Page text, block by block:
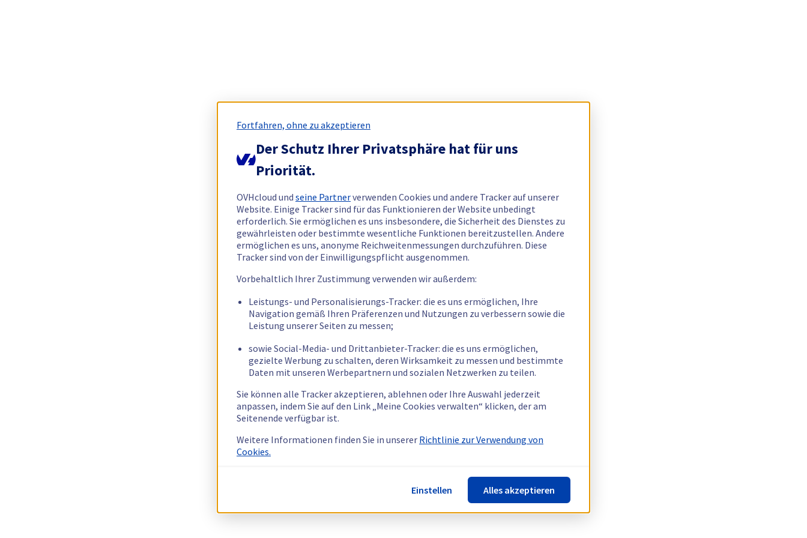
Fortfahren, ohne zu akzeptieren
Der Schutz Ihrer Privatsphäre hat für uns
Priorität.
OVHcloud und seine Partnerverwenden Cookies und andere Tracker auf unserer
Website. Einige Tracker sind für das Funktionieren der Website unbedingt
erforderlich. Sie ermöglichen es uns insbesondere, die Sicherheit des Dienstes zu
gewährleisten oder bestimmte wesentliche Funktionen bereitzustellen. Andere
ermöglichen es uns, anonyme Reichweitenmessungen durchzuführen. Diese
Tracker sind von der Einwilligungspflicht ausgenommen.
Vorbehaltlich Ihrer Zustimmung verwenden wir außerdem:
Leistungs- und Personalisierungs-Tracker: die es uns ermöglichen, Ihre
Navigation gemäß Ihren Präferenzen und Nutzungen zu verbessern sowie die
Leistung unserer Seiten zu messen;
sowie Social-Media- und Drittanbieter-Tracker: die es uns ermöglichen,
gezielte Werbung zu schalten, deren Wirksamkeit zu messen und bestimmte
Daten mit unseren Werbepartnern und sozialen Netzwerken zu teilen.
Sie können alle Tracker akzeptieren, ablehnen oder Ihre Auswahl jederzeit
anpassen, indem Sie auf den Link „Meine Cookies verwalten“ klicken, der am
Seitenende verfügbar ist.
Weitere Informationen finden Sie in unserer Richtlinie zur Verwendung von
Cookies.
Einstellen Alles akzeptieren